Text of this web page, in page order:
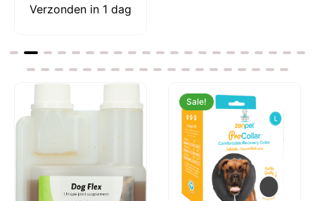
Verzonden in 1 dag
Sale!